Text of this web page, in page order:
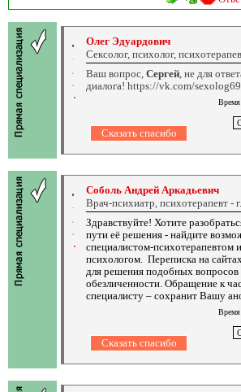
Олег Эдуардович
Сексолог, психолог,
Ваш вопрос, Сергей , не для
диалога! https://vk.com/sexolog69
Время
Соболь Андрей Аркадьевич
Врач-психиатр, психотерапевт -
Здравствуйте! Хотите
пути её решения - найдите
специалистом-психотерапевтом
психологом. Переписка на
для решения подобных вопросов
обезличенности. Обращение к
специалисту – сохранит Вашу
Время